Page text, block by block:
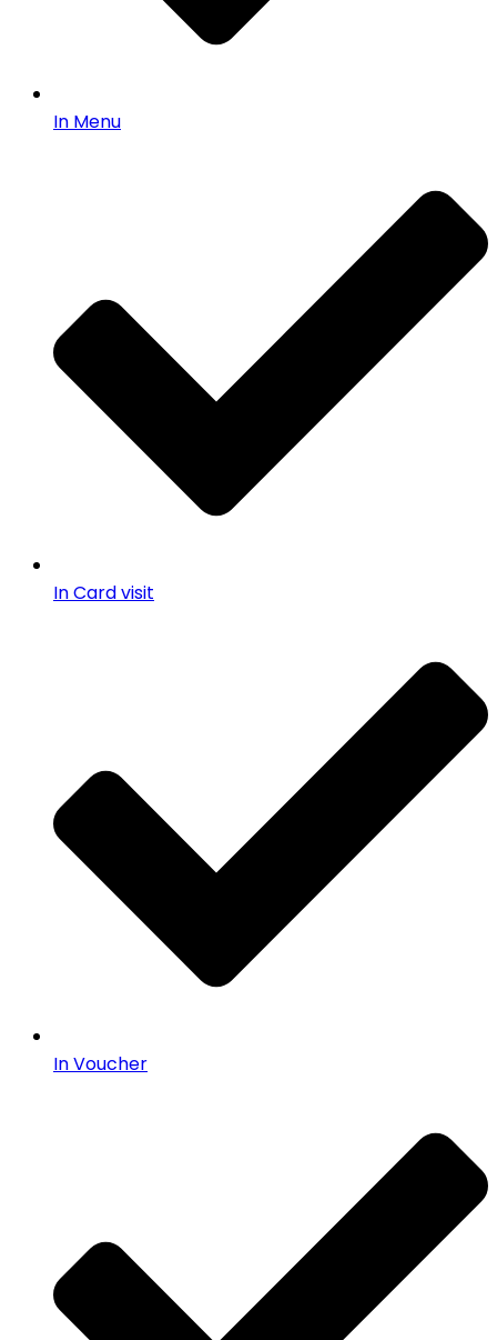
In Menu
In Card visit
In Voucher